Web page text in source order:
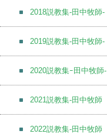
2018説教集-田中牧師-
2019説教集-田中牧師-
2020説教集ｰ田中牧師-
2021説教集-田中牧師
2022説教集-田中牧師